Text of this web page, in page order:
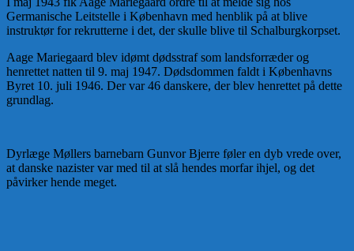
Germanische Leitstelle i København med henblik på at blive
instruktør for rekrutterne i det, der skulle blive til Schalburgkorpset.
Aage Mariegaard blev idømt dødsstraf som landsforræder og
henrettet natten til 9. maj 1947. Dødsdommen faldt i Københavns
Byret 10. juli 1946. Der var 46 danskere, der blev henrettet på dette
grundlag.
Dyrlæge Møllers barnebarn Gunvor Bjerre føler en dyb vrede over,
at danske nazister var med til at slå hendes morfar ihjel, og det
påvirker hende meget.